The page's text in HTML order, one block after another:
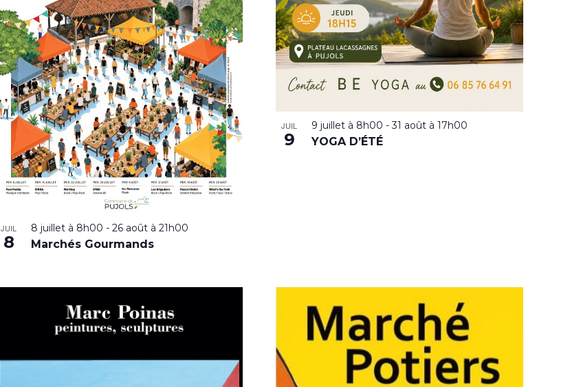
JUIL
8
8 juillet à 8h00 - 26 août à 21h00
Marchés Gourmands
JUIL
9
9 juillet à 8h00 -31 août à 17h00
YOGA D’ÉTÉ